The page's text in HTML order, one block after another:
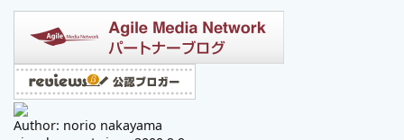
Author: norio nakayama